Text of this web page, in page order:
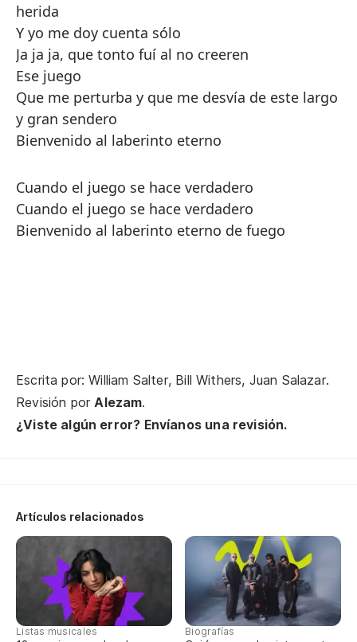
herida
Y yo me doy cuenta sólo
Ja ja ja, que tonto fuí al no creeren
Ese juego
Que me perturba y que me desvía de este largo
y gran sendero
Bienvenido al laberinto eterno
Cuando el juego se hace verdadero
Cuando el juego se hace verdadero
Bienvenido al laberinto eterno de fuego
Escrita por: William Salter, Bill Withers, Juan Salazar.
Revisión porAlezam.
¿Viste algún error? Envíanos una revisión.
Artículos relacionados
Listas musicales Biografías